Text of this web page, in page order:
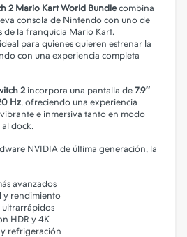
2 Mario Kart World Bundlecombina
consola de Nintendo con uno de
de la franquicia Mario Kart.
para quienes quieren estrenar la
con una experiencia completa
2 incorpora una pantalla de 7.9″
Hz, ofreciendo una experiencia
e inmersiva tanto en modo
dock.
NVIDIA de última generación, la
avanzados
y rendimiento
ultrarrápidos
HDR y 4K
refrigeración